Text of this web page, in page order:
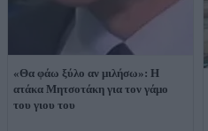
«Θα φάω ξύλο αν μιλήσω»: Η
ατάκα Μητσοτάκη για τον γάμο
του γιου του